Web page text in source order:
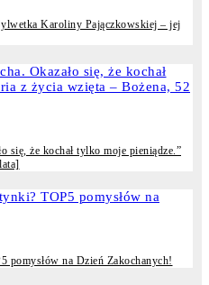
Karoliny Pajączkowskiej – jej
się, że kochał tylko moje pieniądze.”
pomysłów na Dzień Zakochanych!